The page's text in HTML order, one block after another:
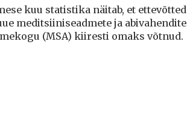
kuu statistika näitab, et ettevõtted
meditsiiniseadmete ja abivahendite
(MSA) kiiresti omaks võtnud.